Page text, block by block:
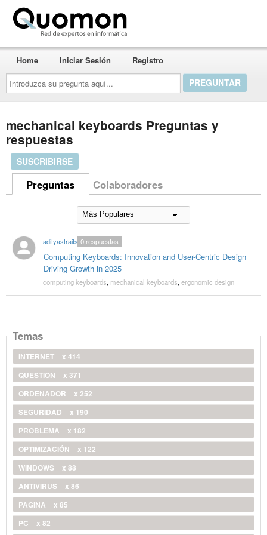
Introduzca
su
pregunta
aquí...
Home Iniciar Sesión Registro
mechanical keyboards Preguntas y
respuestas
SUSCRIBIRSE
Preguntas Colaboradores
adityastraits
Computing Keyboards: Innovation and User-Centric Design
Driving Growth in 2025
0respuestas
computing keyboards, mechanical keyboards, ergonomic design
Temas
INTERNET
x 414
QUESTION
x 371
ORDENADOR
x 252
SEGURIDAD
x 190
PROBLEMA
x 182
OPTIMIZACIÓN
x 122
WINDOWS
x 88
ANTIVIRUS
x 86
PAGINA
x 85
PC
x 82